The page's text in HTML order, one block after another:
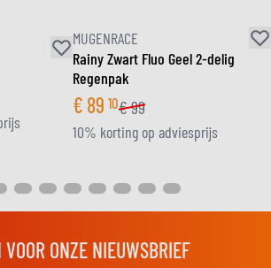
MUGENRACE
Rainy Zwart Fluo Geel 2-delig
Regenpak
€ 89 10€99
10% korting op adviesprijs
ONZE NIEUWSBRIEF